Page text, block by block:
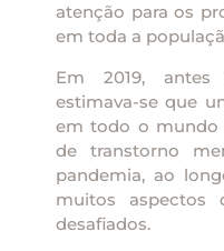
atenção para os
em toda a
Em 2019,
estimava-se que
em todo o mundo
de transtorno
pandemia, ao
muitos aspectos
desafiados.